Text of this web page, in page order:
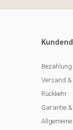
Bezahlung
Versand &
Rückkehr
Garantie